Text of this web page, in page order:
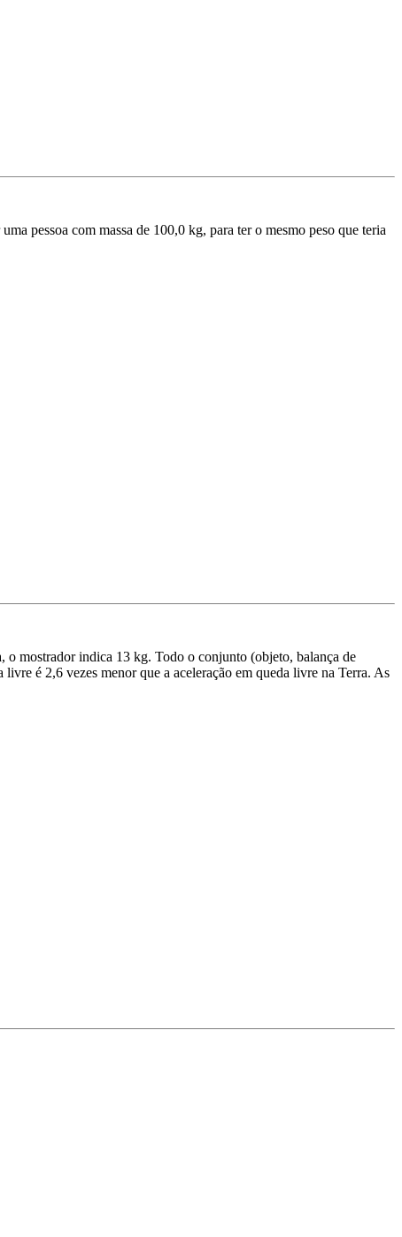
pessoa com massa de 100,0 kg, para ter o mesmo peso que teria
o mostrador indica 13 kg. Todo o conjunto (objeto, balança de
é 2,6 vezes menor que a aceleração em queda livre na Terra. As